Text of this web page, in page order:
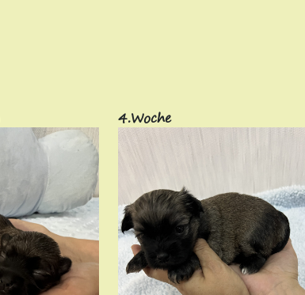
4.Woche